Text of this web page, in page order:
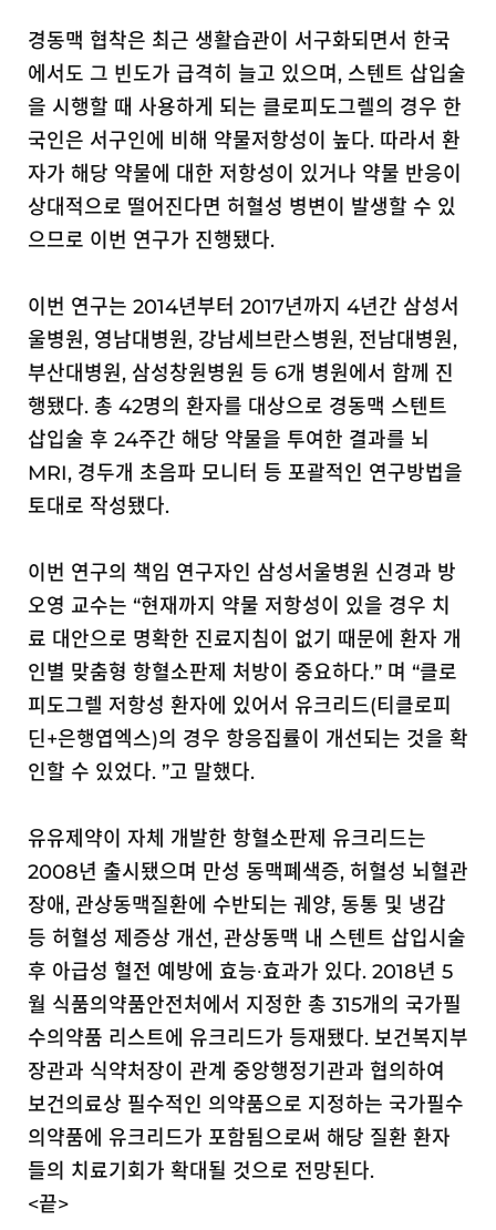
경동맥 협착은 최근 생활습관이 서구화되면서 한국
에서도 그 빈도가 급격히 늘고 있으며, 스텐트 삽입술
을 시행할 때 사용하게 되는 클로피도그렐의 경우 한
국인은 서구인에 비해 약물저항성이 높다. 따라서 환
자가 해당 약물에 대한 저항성이 있거나 약물 반응이
상대적으로 떨어진다면 허혈성 병변이 발생할 수 있
으므로 이번 연구가 진행됐다.
이번 연구는 2014년부터 2017년까지 4년간 삼성서
울병원, 영남대병원, 강남세브란스병원, 전남대병원,
부산대병원, 삼성창원병원 등 6개 병원에서 함께 진
행됐다. 총 42명의 환자를 대상으로 경동맥 스텐트
삽입술 후 24주간 해당 약물을 투여한 결과를 뇌
MRI, 경두개 초음파 모니터 등 포괄적인 연구방법을
토대로 작성됐다.
이번 연구의 책임 연구자인 삼성서울병원 신경과 방
오영 교수는 “현재까지 약물 저항성이 있을 경우 치
료 대안으로 명확한 진료지침이 없기 때문에 환자 개
인별 맞춤형 항혈소판제 처방이 중요하다.” 며 “클로
피도그렐 저항성 환자에 있어서 유크리드(티클로피
딘+은행엽엑스)의 경우 항응집률이 개선되는 것을 확
인할 수 있었다. ”고 말했다.
유유제약이 자체 개발한 항혈소판제 유크리드는
2008년 출시됐으며 만성 동맥폐색증, 허혈성 뇌혈관
장애, 관상동맥질환에 수반되는 궤양, 동통 및 냉감
등 허혈성 제증상 개선, 관상동맥 내 스텐트 삽입시술
후 아급성 혈전 예방에 효능∙효과가 있다. 2018년 5
월 식품의약품안전처에서 지정한 총 315개의 국가필
수의약품 리스트에 유크리드가 등재됐다. 보건복지부
장관과 식약처장이 관계 중앙행정기관과 협의하여
보건의료상 필수적인 의약품으로 지정하는 국가필수
의약품에 유크리드가 포함됨으로써 해당 질환 환자
들의 치료기회가 확대될 것으로 전망된다.
<끝>